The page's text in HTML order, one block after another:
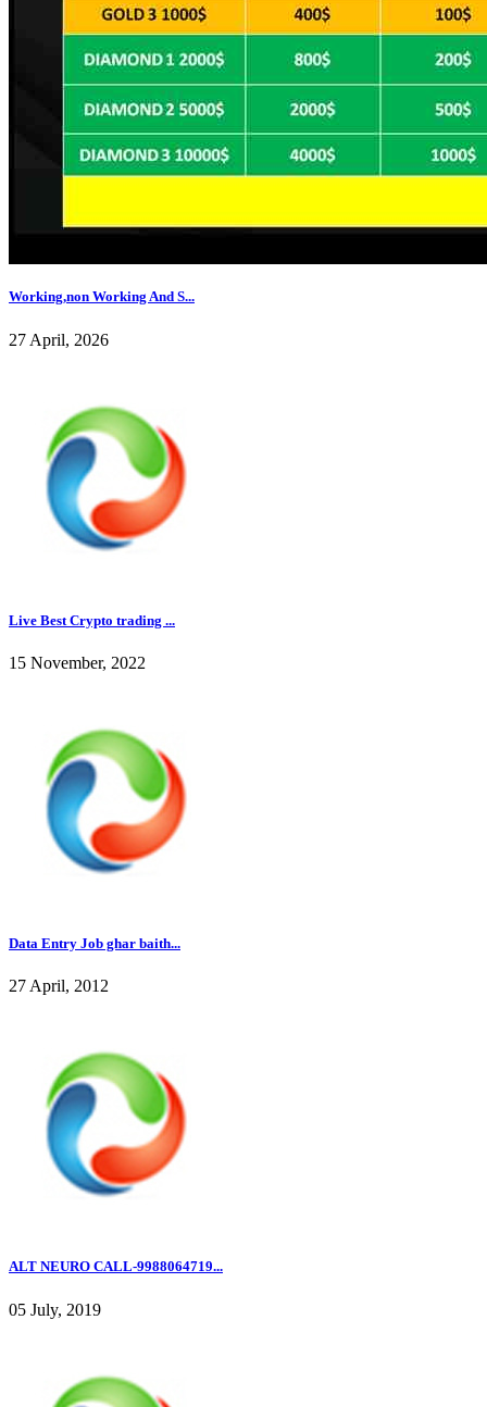
Working,non Working And S...
27 April, 2026
Live Best Crypto trading ...
15 November, 2022
Data Entry Job ghar baith...
27 April, 2012
ALT NEURO CALL-9988064719...
05 July, 2019